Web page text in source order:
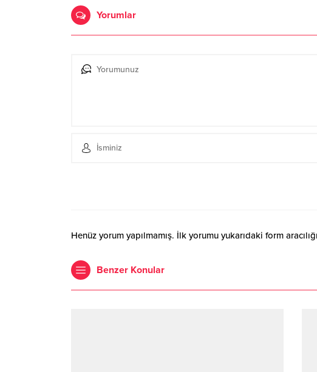
Yorumlar
Henüz yorum yapılmamış. İlk yorumu yukarıdaki form
Benzer Konular